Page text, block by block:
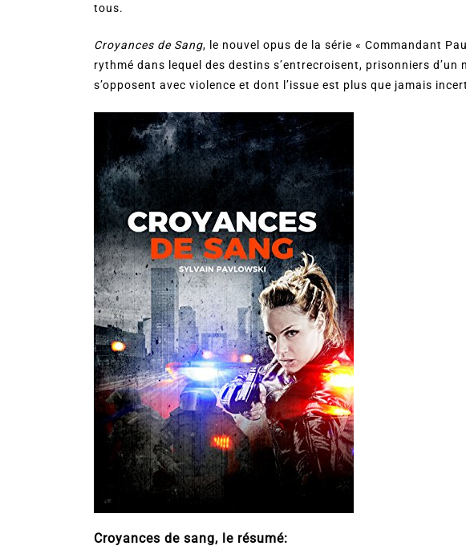
tous.
Croyances de Sang, le nouvel opus de la série « Commandant
rythmé dans lequel des destins s’entrecroisent, prisonniers
s’opposent avec violence et dont l’issue est plus que jamais
Croyances de sang, le résumé: